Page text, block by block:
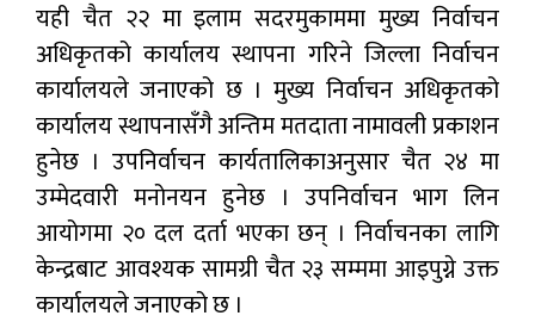
यही चैत २२ मा इलाम सदरमुकाममा मुख्य निर्वाचन
अधिकृतको कार्यालय स्थापना गरिने जिल्ला निर्वाचन
कार्यालयले जनाएको छ । मुख्य निर्वाचन अधिकृतको
कार्यालय स्थापनासँगै अन्तिम मतदाता नामावली प्रकाशन
हुनेछ । उपनिर्वाचन कार्यतालिकाअनुसार चैत २४ मा
उम्मेदवारी मनोनयन हुनेछ । उपनिर्वाचन भाग लिन
आयोगमा २० दल दर्ता भएका छन् । निर्वाचनका लागि
केन्द्रबाट आवश्यक सामग्री चैत २३ सम्ममा आइपुग्ने उक्त
कार्यालयले जनाएको छ ।